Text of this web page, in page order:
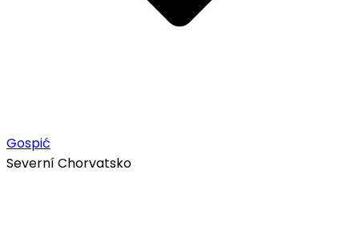
Gospić
Severní Chorvatsko